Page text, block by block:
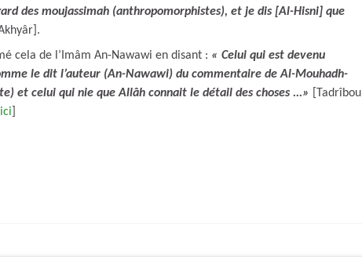
des moujassimah (anthropomorphistes), et je dis [Al-Hisni] que
cela de l’Imâm An-Nawawi en disant : « Celui qui est devenu
le dit l’auteur (An-Nawawi) du commentaire de Al-Mouhadh-
et celui qui nie que Allâh connait le détail des choses ...»
[Tadrîbou